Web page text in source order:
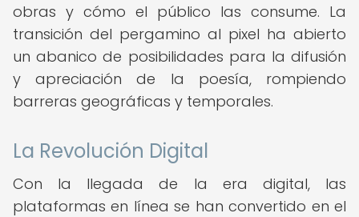
obras y cómo el público las consume. La
transición del pergamino al pixel ha abierto
un abanico de posibilidades para la difusión
y apreciación de la poesía, rompiendo
barreras geográficas y temporales.
La Revolución Digital
Con la llegada de la era digital, las
plataformas en línea se han convertido en el